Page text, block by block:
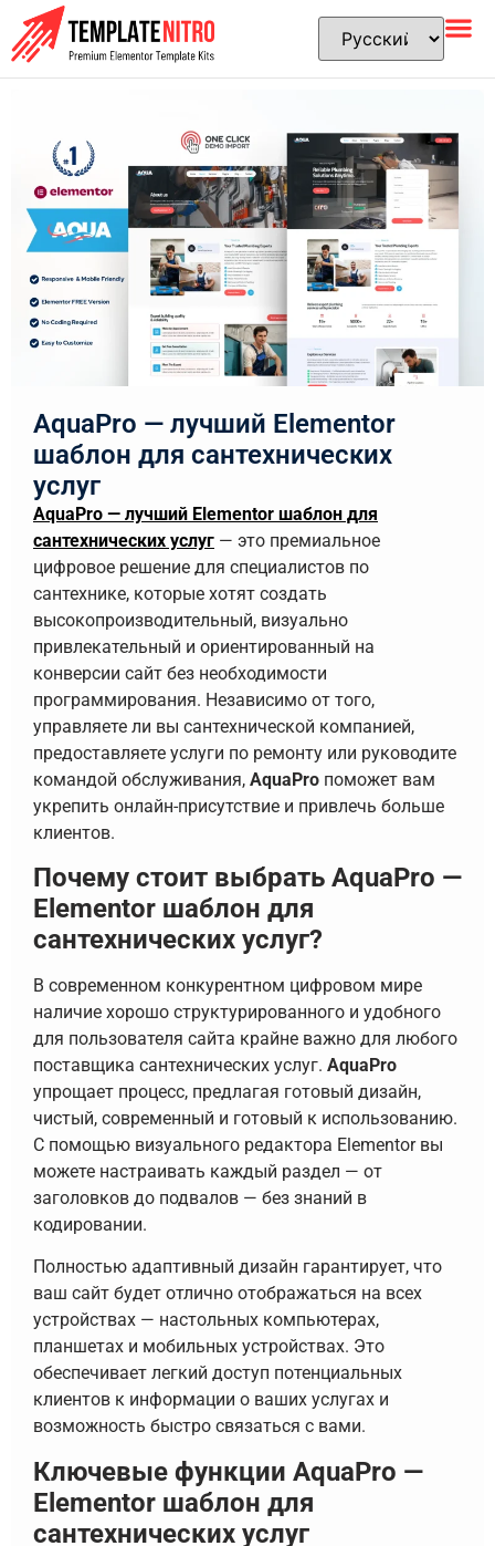
AquaPro — лучший Elementor
шаблон для сантехнических
услуг
AquaPro — лучший Elementor шаблон для
сантехнических услуг — это премиальное
цифровое решение для специалистов по
сантехнике, которые хотят создать
высокопроизводительный, визуально
привлекательный и ориентированный на
конверсии сайт без необходимости
программирования. Независимо от того,
управляете ли вы сантехнической компанией,
предоставляете услуги по ремонту или руководите
командой обслуживания, AquaPro поможет вам
укрепить онлайн-присутствие и привлечь больше
клиентов.
Почему стоит выбрать AquaPro —
Elementor шаблон для
сантехнических услуг?
В современном конкурентном цифровом мире
наличие хорошо структурированного и удобного
для пользователя сайта крайне важно для любого
поставщика сантехнических услуг. AquaPro
упрощает процесс, предлагая готовый дизайн,
чистый, современный и готовый к использованию.
С помощью визуального редактора Elementor вы
можете настраивать каждый раздел — от
заголовков до подвалов — без знаний в
кодировании.
Полностью адаптивный дизайн гарантирует, что
ваш сайт будет отлично отображаться на всех
устройствах — настольных компьютерах,
планшетах и мобильных устройствах. Это
обеспечивает легкий доступ потенциальных
клиентов к информации о ваших услугах и
возможность быстро связаться с вами.
Ключевые функции AquaPro —
Elementor шаблон для
сантехнических услуг